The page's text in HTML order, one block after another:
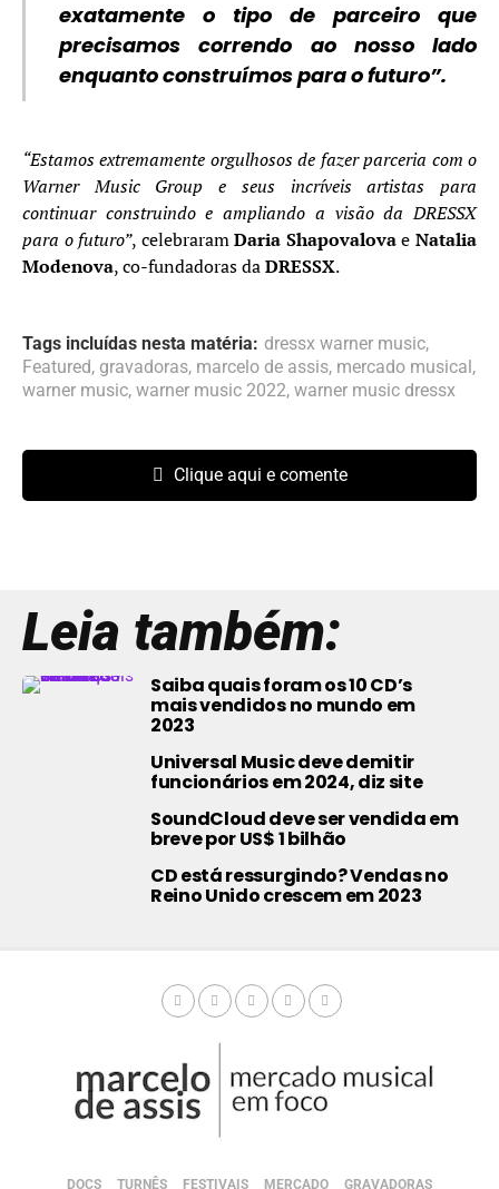
exatamente o tipo de parceiro que
precisamos correndo ao nosso lado
enquanto construímos para o futuro”.
“Estamos extremamente orgulhosos de fazer parceria com o
Warner Music Group e seus incríveis artistas para
continuar construindo e ampliando a visão da DRESSX
para o futuro”, celebraramDaria Shapovalovae Natalia
Modenova, co-fundadoras daDRESSX.
Tags incluídas nesta matéria: dressx warner music,
Featured, gravadoras, marcelo de assis, mercado musical,
warner music, warner music 2022, warner music dressx
Clique aqui e comente
Leia também:
Saiba quais foram os 10 CD’s
mais vendidos no mundo em
2023
Universal Music deve demitir
funcionários em 2024, diz site
SoundCloud deve ser vendida em
breve por US$ 1 bilhão
CD está ressurgindo? Vendas no
Reino Unido crescem em 2023
DOCS TURNÊS FESTIVAIS MERCADO GRAVADORAS